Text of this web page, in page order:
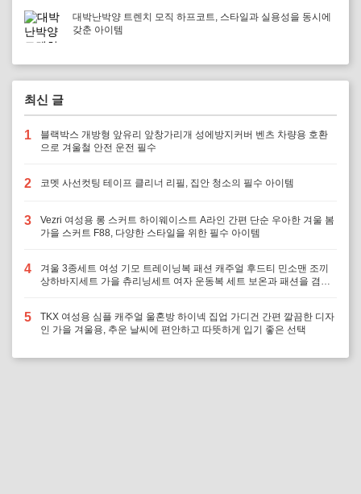
대박난박양 트렌치 모직 하프코트, 스타일과 실용성을 동시에
갖춘 아이템
최신 글
1
블랙박스 개방형 앞유리 앞창가리개 성에방지커버 벤츠 차량용 호환
으로 겨울철 안전 운전 필수
2 코멧 사선컷팅 테이프 클리너 리필, 집안 청소의 필수 아이템
3
Vezri 여성용 롱 스커트 하이웨이스트 A라인 간편 단순 우아한 겨울 봄
가을 스커트 F88, 다양한 스타일을 위한 필수 아이템
4
겨울 3종세트 여성 기모 트레이닝복 패션 캐주얼 후드티 민소맨 조끼
상하바지세트 가을 츄리닝세트 여자 운동복 세트 보온과 패션을 겸비,
5
TKX 여성용 심플 캐주얼 울혼방 하이넥 집업 가디건 간편 깔끔한 디자
인 가을 겨울용, 추운 날씨에 편안하고 따뜻하게 입기 좋은 선택